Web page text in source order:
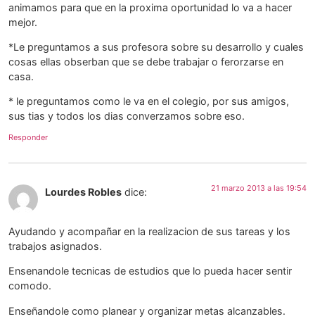
animamos para que en la proxima oportunidad lo va a hacer
mejor.
*Le preguntamos a sus profesora sobre su desarrollo y cuales
cosas ellas obserban que se debe trabajar o ferorzarse en
casa.
* le preguntamos como le va en el colegio, por sus amigos,
sus tias y todos los dias converzamos sobre eso.
Responder
Lourdes Robles dice: 21 marzo 2013 a las 19:54
Ayudando y acompañar en la realizacion de sus tareas y los
trabajos asignados.
Ensenandole tecnicas de estudios que lo pueda hacer sentir
comodo.
Enseñandole como planear y organizar metas alcanzables.